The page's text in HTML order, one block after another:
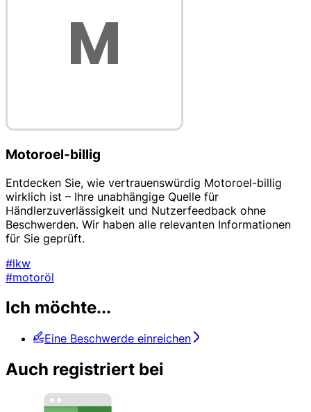
Motoroel-billig
Entdecken Sie, wie vertrauenswürdig Motoroel-billig
wirklich ist – Ihre unabhängige Quelle für
Händlerzuverlässigkeit und Nutzerfeedback ohne
Beschwerden. Wir haben alle relevanten Informationen
für Sie geprüft.
#lkw
#motoröl
Ich möchte...
Eine Beschwerde einreichen
Auch registriert bei